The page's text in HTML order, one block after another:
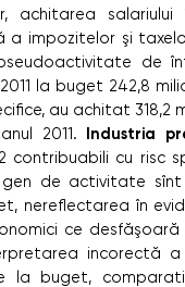
achitarea
a impozitelor şi
de
la buget 242,8
au achitat 318,2
2011. Industria
cu risc
de activitate
nereﬂectarea în
ce
incorectă
la buget,